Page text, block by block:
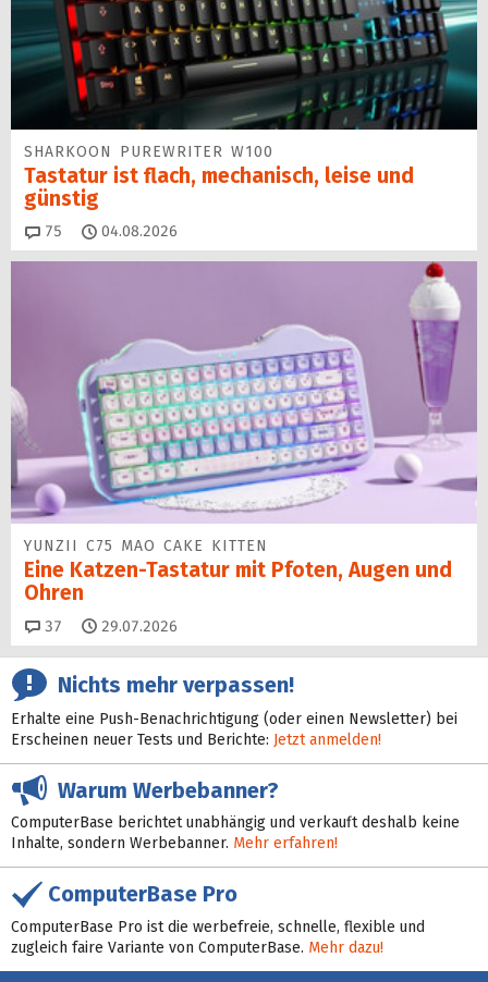
SHARKOON PUREWRITER W100
Tastatur ist flach, mechanisch, leise und
günstig
75 Kommentare
04.08.2026
YUNZII C75 MAO CAKE KITTEN
Eine Katzen-Tastatur mit Pfoten, Augen und
Ohren
37 Kommentare
29.07.2026
Nichts mehr verpassen!
Erhalte eine Push-Benachrichtigung (oder einen Newsletter) bei
Erscheinen neuer Tests und Berichte: Jetzt anmelden!
Warum Werbebanner?
ComputerBase berichtet unabhängig und verkauft deshalb keine
Inhalte, sondern Werbebanner. Mehr erfahren!
ComputerBase Pro
ComputerBase Pro ist die werbefreie, schnelle, flexible und
zugleich faire Variante von ComputerBase. Mehr dazu!